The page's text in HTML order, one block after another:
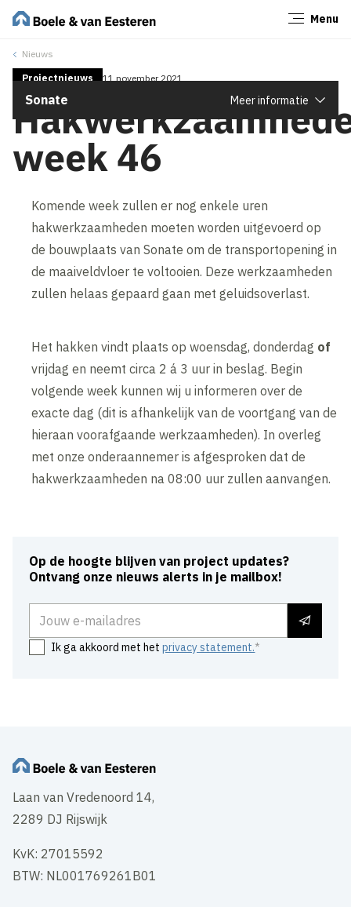
Menu
Nieuws
Sonate Meer informatie
Projectnieuws 11 november 2021
week 46
Komende week zullen er nog enkele uren
hakwerkzaamheden moeten worden uitgevoerd op
de bouwplaats van Sonate om de transportopening in
de maaiveldvloer te voltooien. Deze werkzaamheden
zullen helaas gepaard gaan met geluidsoverlast.
Het hakken vindt plaats op woensdag, donderdag of
vrijdag en neemt circa 2 á 3 uur in beslag. Begin
volgende week kunnen wij u informeren over de
exacte dag (dit is afhankelijk van de voortgang van de
hieraan voorafgaande werkzaamheden). In overleg
met onze onderaannemer is afgesproken dat de
hakwerkzaamheden na 08:00 uur zullen aanvangen.
Op de hoogte blijven van project updates?
Ontvang onze nieuws alerts in je mailbox!
Ik ga akkoord met hetprivacy statement.
Laan van Vredenoord 14,
2289 DJ Rijswijk
KvK: 27015592
BTW: NL001769261B01
Sluiten